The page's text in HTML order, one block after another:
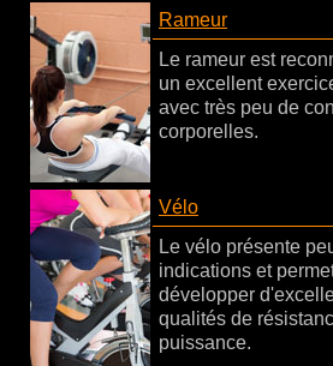
Rameur
Le rameur est
un excellent
avec très peu de
corporelles.
Vélo
Le vélo présente
indications et
développer
qualités de
puissance.